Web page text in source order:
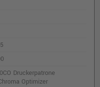
Canon PFI-1700R
Canon 0859C001
Druckerpatrone
Optimizer